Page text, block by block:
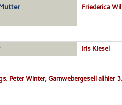
Friederica
Iris Kiesel
Peter Winter, Garnwebergesell allhier